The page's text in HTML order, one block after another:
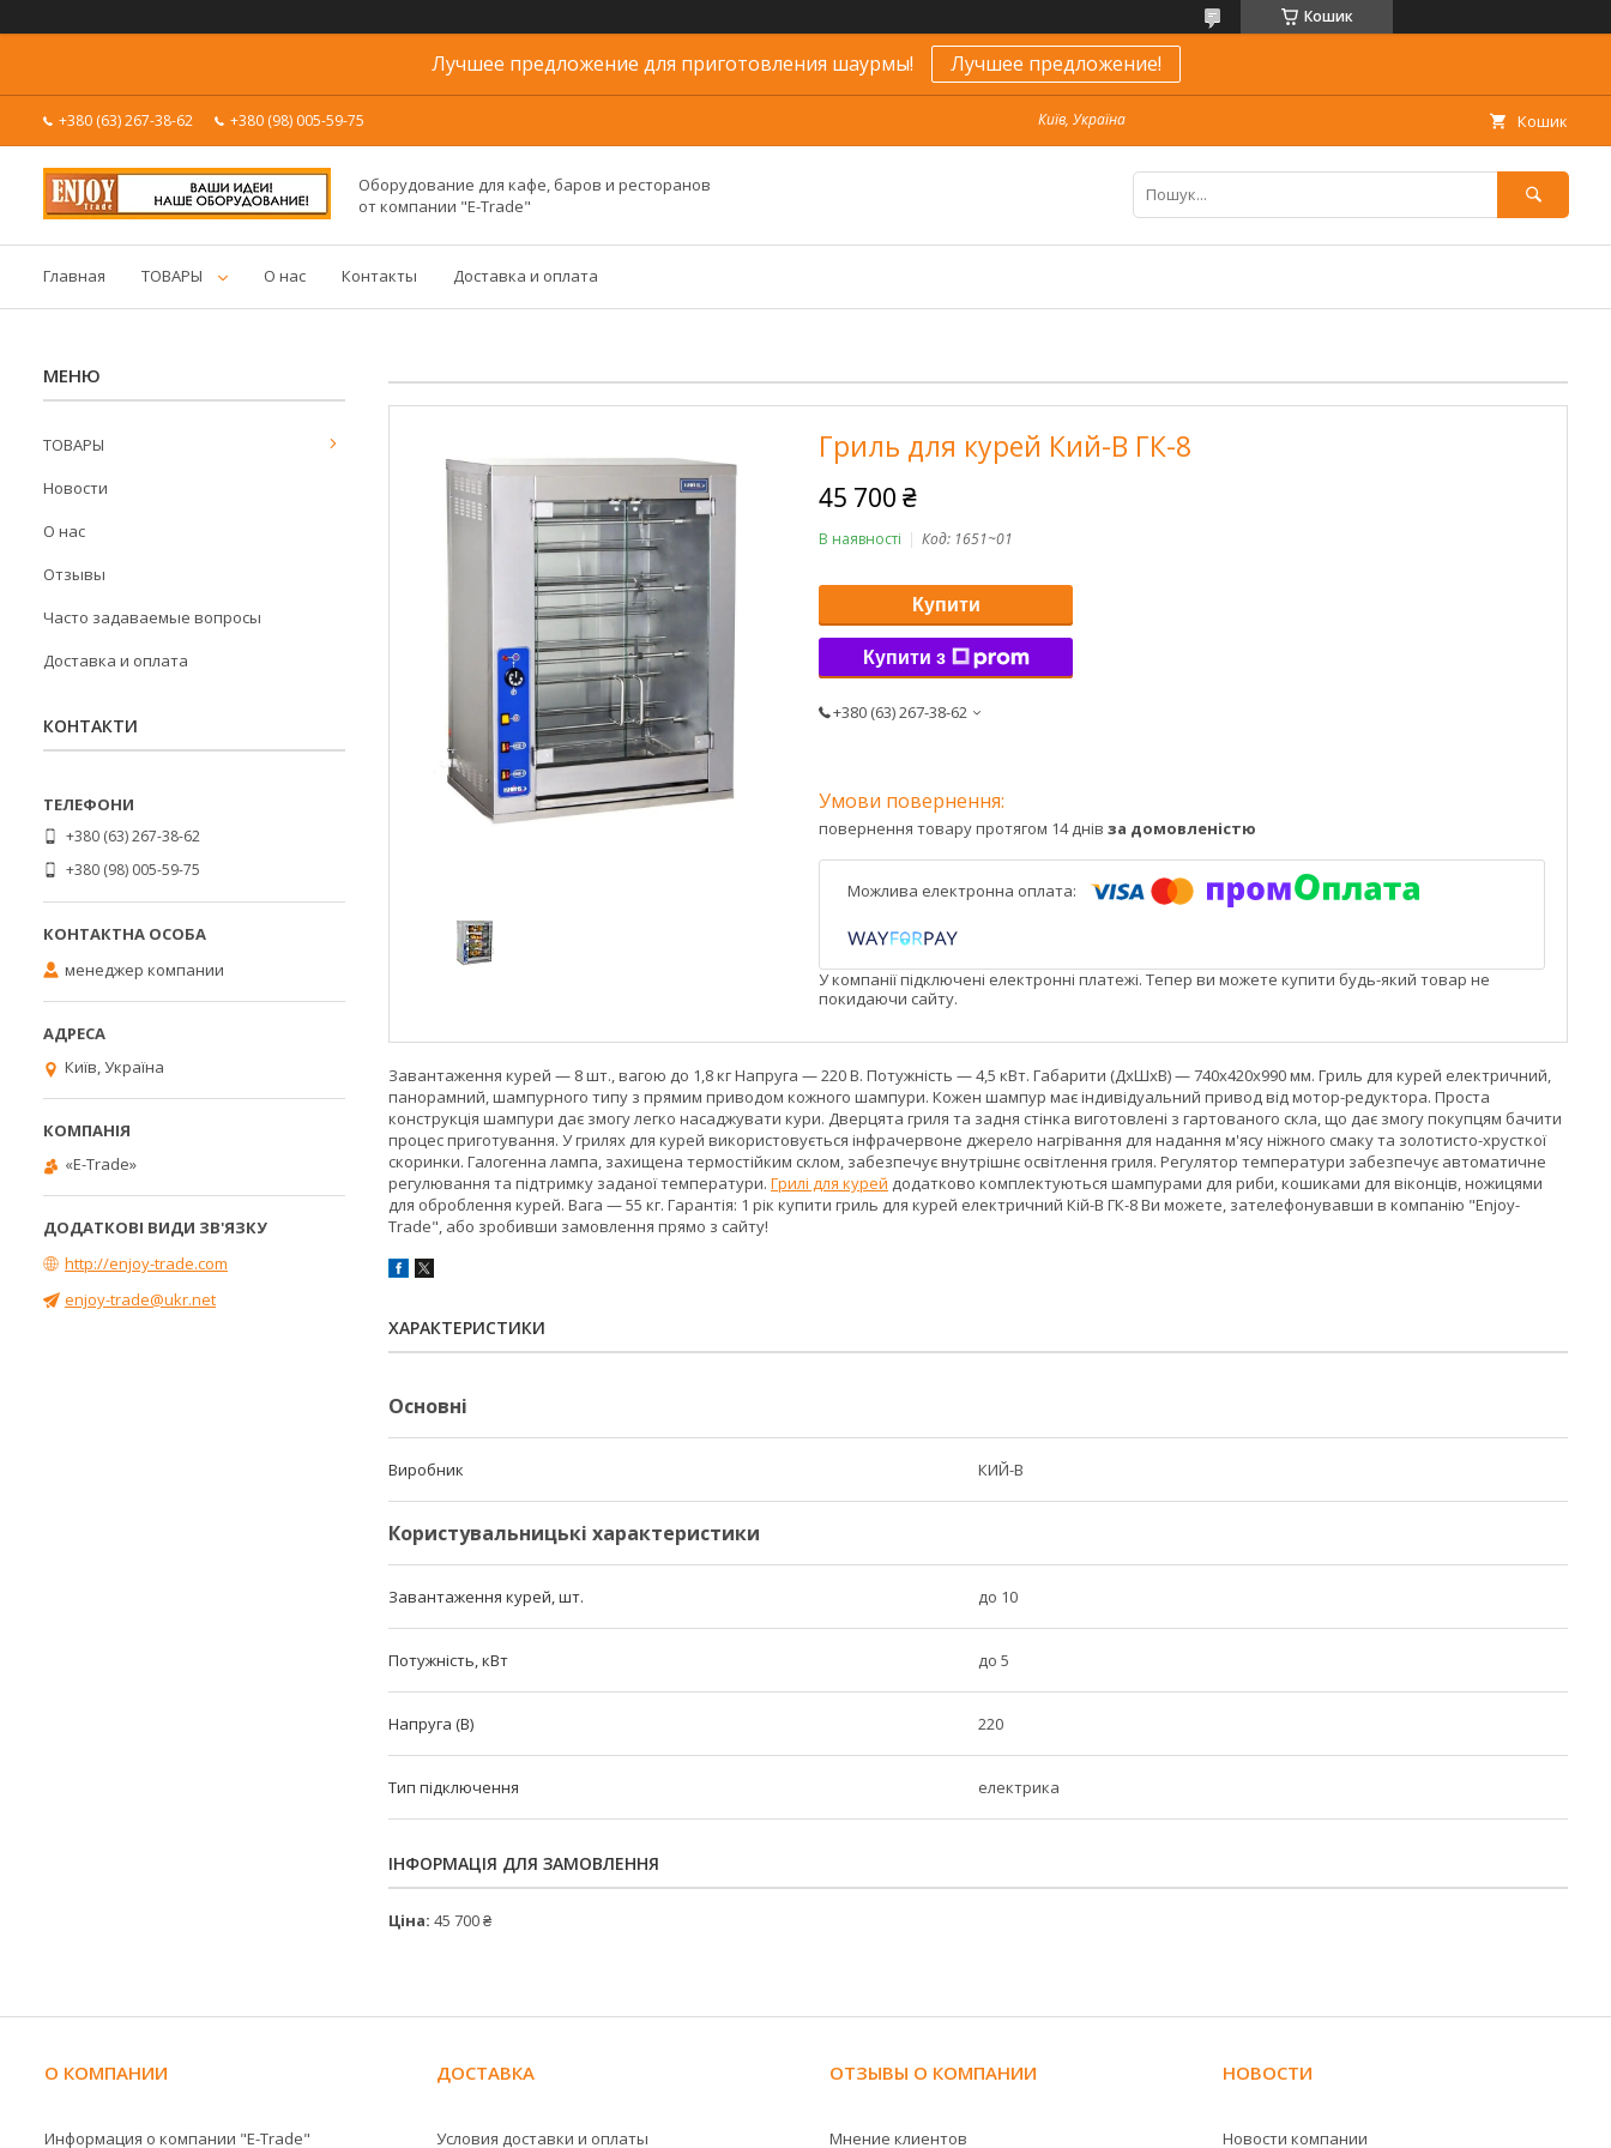
Кошик
Лучшее предложение для приготовления шаурмы! Лучшее предложение!
+380 (63) 267-38-62 +380 (98) 005-59-75 Київ, Україна Кошик
Оборудование для кафе, баров и ресторанов
от компании "E-Trade"
Главная ТОВАРЫ О нас Контакты Доставка и оплата
Гриль для курей Кий-В ГК-8
45 700 ₴
В наявності Код: 1651~01
Купити
Купити з
+380 (63) 267-38-62
повернення товару протягом 14 днів за домовленістю
У компанії підключені електронні платежі. Тепер ви можете купити будь-який товар не
покидаючи сайту.
Завантаження курей — 8 шт., вагою до 1,8 кг Напруга — 220 В. Потужність — 4,5 кВт. Габарити (ДхШхВ) — 740x420x990 мм. Гриль для курей електричний,
панорамний, шампурного типу з прямим приводом кожного шампури. Кожен шампур має індивідуальний привод від мотор-редуктора. Проста
конструкція шампури дає змогу легко насаджувати кури. Дверцята гриля та задня стінка виготовлені з гартованого скла, що дає змогу покупцям бачити
процес приготування. У грилях для курей використовується інфрачервоне джерело нагрівання для надання м'ясу ніжного смаку та золотисто-хрусткої
скоринки. Галогенна лампа, захищена термостійким склом, забезпечує внутрішнє освітлення гриля. Регулятор температури забезпечує автоматичне
регулювання та підтримку заданої температури. Грилі для курей додатково комплектуються шампурами для риби, кошиками для віконців, ножицями
для оброблення курей. Вага — 55 кг. Гарантія: 1 рік купити гриль для курей електричний Кій-В ГК-8 Ви можете, зателефонувавши в компанію "Enjoy-
Trade", або зробивши замовлення прямо з сайту!
ХАРАКТЕРИСТИКИ
Основні
Виробник КИЙ-В
Користувальницькі характеристики
Завантаження курей, шт. до 10
Потужність, кВт до 5
Напруга (В) 220
Тип підключення електрика
ІНФОРМАЦІЯ ДЛЯ ЗАМОВЛЕННЯ
Ціна: 45 700 ₴
ТОВАРЫ
Новости
О нас
Отзывы
Часто задаваемые вопросы
Доставка и оплата
КОНТАКТИ
+380 (63) 267-38-62
+380 (98) 005-59-75
менеджер компании
Київ, Україна
«E-Trade»
http://enjoy-trade.com
enjoy-trade@ukr.net
О КОМПАНИИ
Информация о компании "E-Trade"
ДОСТАВКА
Условия доставки и оплаты
ОТЗЫВЫ О КОМПАНИИ
Мнение клиентов
НОВОСТИ
Новости компании